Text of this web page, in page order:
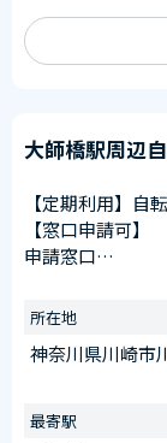
大師橋駅周辺
【定期利用】自
【窓口申請可】
申請窓口
受付時間
※日曜を除く
【臨時ステッカー
所在地
神奈川県川崎市
最寄駅